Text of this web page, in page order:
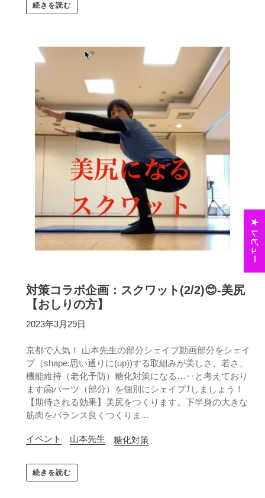
続きを読む
対策コラボ企画：スクワット(2/2)😊-美尻
【おしりの方】
2023年3月29日
京都で人気！ 山本先生の部分シェイプ動画部分をシェイ
プ（shape:思い通りに(up))する取組みが美しさ、若さ、
機能維持（老化予防）糖化対策になる…‥と考えており
ます🤗パーツ（部分）を個別にシェイプ⤴︎しましょう！
【期待される効果】美尻をつくります。下半身の大きな
筋肉をバランス良くつくりま...
イベント 山本先生 糖化対策
続きを読む
★ レビュー